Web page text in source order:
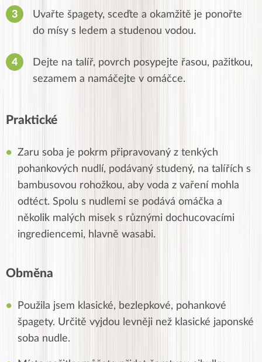
Uvařte špagety, sceďte a okamžitě je ponořte
do mísy s ledem a studenou vodou.
Dejte na talíř, povrch posypejte řasou, pažitkou,
sezamem a namáčejte v omáčce.
Praktické
Zaru soba je pokrm připravovaný z tenkých
pohankových nudlí, podávaný studený, na talířích s
bambusovou rohožkou, aby voda z vaření mohla
odtéct. Spolu s nudlemi se podává omáčka a
několik malých misek s různými dochucovacími
ingrediencemi, hlavně wasabi.
Obměna
Použila jsem klasické, bezlepkové, pohankové
špagety. Určitě vyjdou levněji než klasické japonské
soba nudle.